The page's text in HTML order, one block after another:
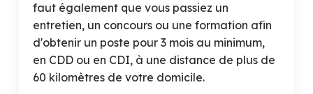
faut également que vous passiez un
entretien, un concours ou une formation afin
d'obtenir un poste pour 3 mois au minimum,
en CDD ou en CDI, à une distance de plus de
60 kilomètres de votre domicile.